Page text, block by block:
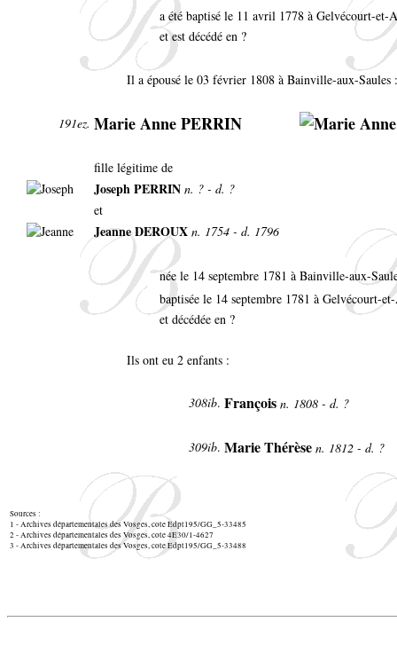
a été baptisé le 11 avril 1778 à Gelvécourt-et-
et est décédé en ?
Il a épousé le 03 février 1808 à Bainville-aux-
191ez. Marie Anne PERRIN
fille légitime de
Joseph PERRIN n. ? - d. ?
et
Jeanne DEROUX n. 1754 - d. 1796
née le 14 septembre 1781 à Bainville-aux-
baptisée le 14 septembre 1781 à Gelvécourt-
et décédée en ?
Ils ont eu 2 enfants :
308ib. François n. 1808 - d. ?
309ib. Marie Thérèse n. 1812 - d. ?
Sources :
1 - Archives départementales des Vosges, cote Edpt195/GG_5-33485
2 - Archives départementales des Vosges, cote 4E30/1-4627
3 - Archives départementales des Vosges, cote Edpt195/GG_5-33488